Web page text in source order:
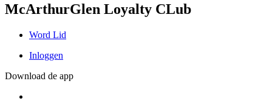
McArthurGlen Loyalty CLub
Word Lid
Inloggen
Download de app